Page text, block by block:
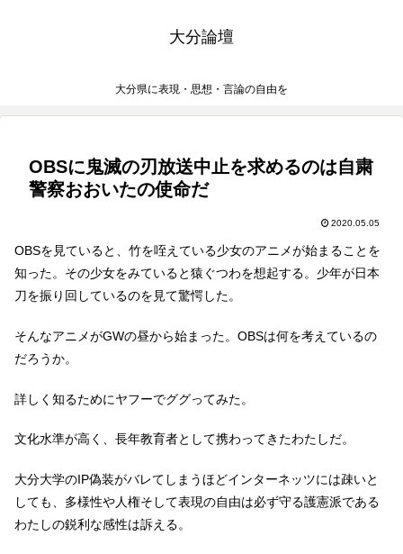
大分論壇
大分県に表現・思想・言論の自由を
OBSに鬼滅の刃放送中止を求めるのは自粛
警察おおいたの使命だ
2020.05.05
OBSを見ていると、竹を咥えている少女のアニメが始まることを
知った。その少女をみていると猿ぐつわを想起する。少年が日本
刀を振り回しているのを見て驚愕した。
そんなアニメがGWの昼から始まった。OBSは何を考えているの
だろうか。
詳しく知るためにヤフーでググってみた。
文化水準が高く、長年教育者として携わってきたわたしだ。
大分大学のIP偽装がバレてしまうほどインターネッツには疎いと
しても、多様性や人権そして表現の自由は必ず守る護憲派である
わたしの鋭利な感性は訴える。